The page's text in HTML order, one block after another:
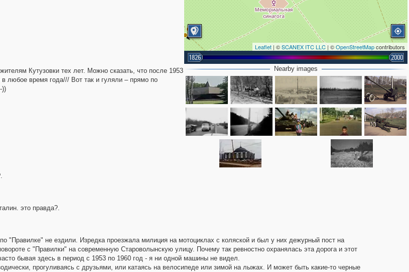
Leaflet | ©SCANEX ITC LLC| ©OpenStreetMapcontributors
1826 2000
Nearby images
Кутузовки тех лет. Можно сказать, что после 1953
любое время года/// Вот так и гуляли – прямо по
))
это правда?.
"Правилке" не ездили. Изредка проезжала милиция на мотоциклах с коляской и был у них дежурный пост на
с "Правилки" на современную Староволынскую улицу. Почему так ревностно охранялась эта дорога и этот
бывая здесь в период с 1953 по 1960 год - я ни одной машины не видел.
прогуливаясь с друзьями, или катаясь на велосипеде или зимой на лыжах. И может быть какие-то черные